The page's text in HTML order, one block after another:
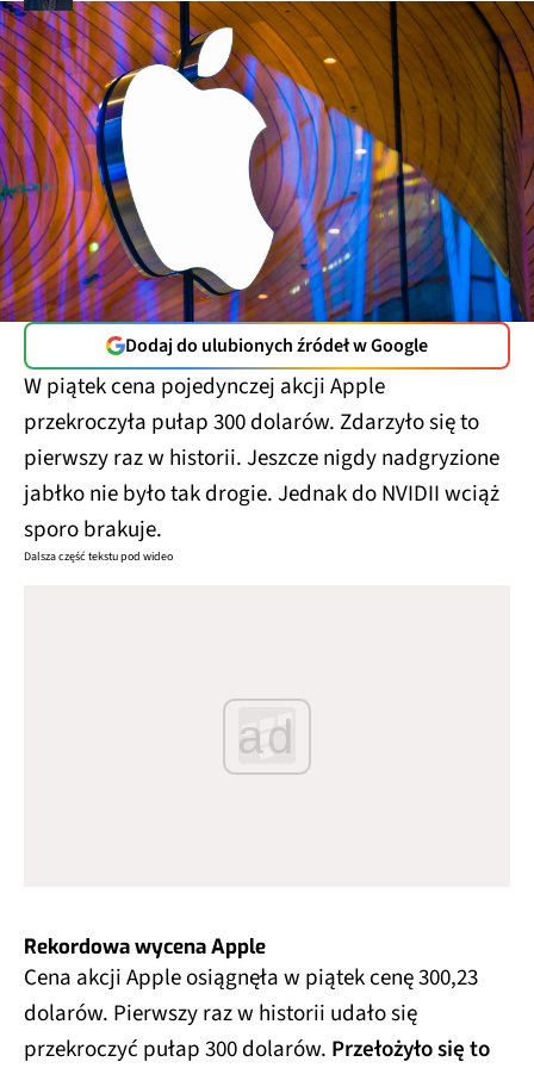
Dodaj do ulubionych źródeł w Google
W piątek cena pojedynczej akcji Apple
przekroczyła pułap 300 dolarów. Zdarzyło się to
pierwszy raz w historii. Jeszcze nigdy nadgryzione
jabłko nie było tak drogie. Jednak do NVIDII wciąż
sporo brakuje.
Dalsza część tekstu pod wideo
ad
Rekordowa wycena Apple
Cena akcji Apple osiągnęła w piątek cenę 300,23
dolarów. Pierwszy raz w historii udało się
przekroczyć pułap 300 dolarów. Przełożyło się to